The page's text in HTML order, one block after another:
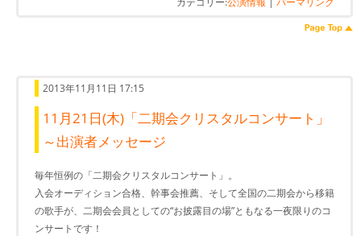
2013年11月11日 17:15
11月21日(木)「二期会クリスタルコンサート」
～出演者メッセージ
毎年恒例の「二期会クリスタルコンサート」。
入会オーディション合格、幹事会推薦、そして全国の二期会から移籍
の歌手が、二期会会員としての“お披露目の場”ともなる一夜限りのコ
ンサートです！